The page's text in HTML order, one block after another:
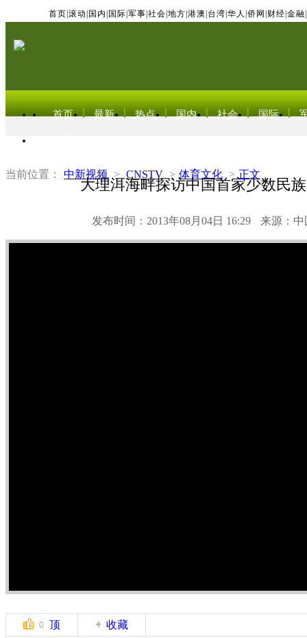
首页 滚动 国内 国际 军事 社会 地方 港澳 台湾 华人 侨网 财经 金融
首页 最新 热点 国内 社会 国际
当前位置： 中新视频 > CNSTV > 体育文化 > 正文
大理洱海畔探访中国首家少数民
发布时间：2013年08月04日 16:29 来源：中
0 顶 收藏